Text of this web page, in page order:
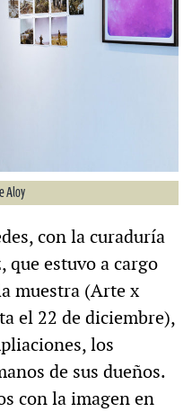
Aloy
con la curaduría
que estuvo a cargo
muestra (Arte x
el 22 de diciembre),
los
de sus dueños.
con la imagen en